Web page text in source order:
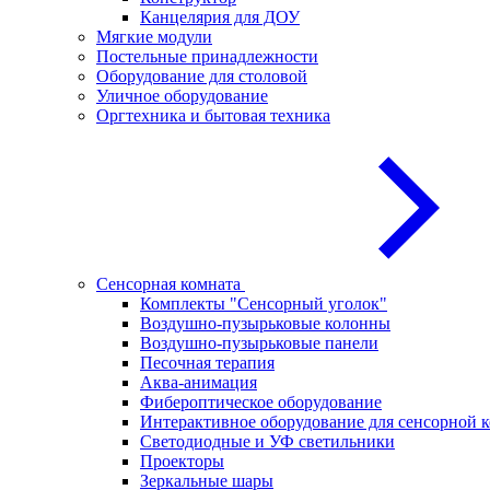
Канцелярия для ДОУ
Мягкие модули
Постельные принадлежности
Оборудование для столовой
Уличное оборудование
Оргтехника и бытовая техника
Сенсорная комната
Комплекты "Сенсорный уголок"
Воздушно-пузырьковые колонны
Воздушно-пузырьковые панели
Песочная терапия
Аква-анимация
Фибероптическое оборудование
Интерактивное оборудование для сенсорной
Светодиодные и УФ светильники
Проекторы
Зеркальные шары